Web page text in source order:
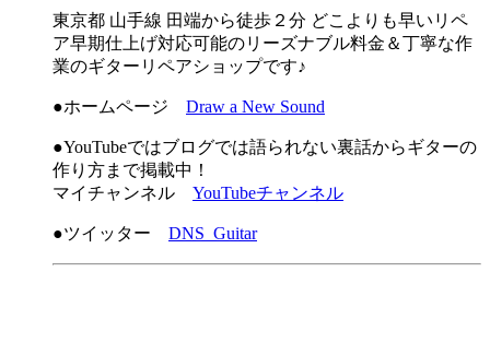
東京都 山手線 田端から徒歩２分 どこよりも早いリペ
ア早期仕上げ対応可能のリーズナブル料金＆丁寧な作
業のギターリペアショップです♪
●ホームページ Draw a New Sound
●YouTubeではブログでは語られない裏話からギターの
作り方まで掲載中！
マイチャンネル YouTubeチャンネル
●ツイッター DNS_Guitar